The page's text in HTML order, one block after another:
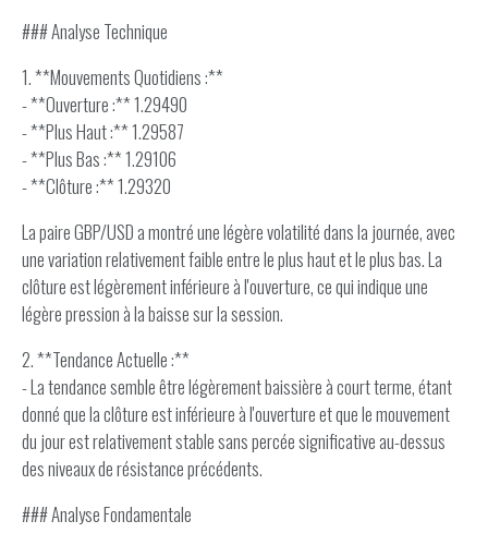
### Analyse Technique
1. **Mouvements Quotidiens :**
- **Ouverture :** 1.29490
- **Plus Haut :** 1.29587
- **Plus Bas :** 1.29106
- **Clôture :** 1.29320
La paire GBP/USD a montré une légère volatilité dans la journée, avec
une variation relativement faible entre le plus haut et le plus bas. La
clôture est légèrement inférieure à l'ouverture, ce qui indique une
légère pression à la baisse sur la session.
2. **Tendance Actuelle :**
- La tendance semble être légèrement baissière à court terme, étant
donné que la clôture est inférieure à l'ouverture et que le mouvement
du jour est relativement stable sans percée significative au-dessus
des niveaux de résistance précédents.
### Analyse Fondamentale